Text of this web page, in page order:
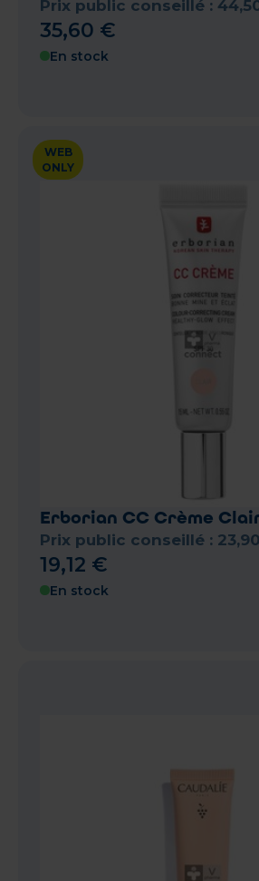
Prix public conseillé : 44,
35,60 €
En stock
WEB
ONLY
Erborian CC Crème
Prix public conseillé : 23,90
19,12 €
En stock